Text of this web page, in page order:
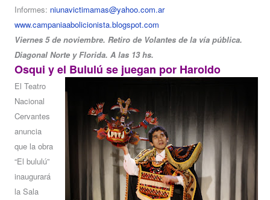
Informes: niunavictimamas@yahoo.com.ar
www.campaniaabolicionista.blogspot.com
Viernes 5 de noviembre. Retiro de Volantes de la vía pública.
Diagonal Norte y Florida. A las 13 hs.
Osqui y el Bululú se juegan por Haroldo
El Teatro
Nacional
Cervantes
anuncia
que la obra
“El bululú”
inaugurará
la Sala